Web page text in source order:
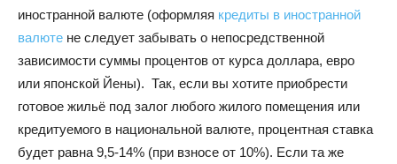
иностранной валюте (оформляя кредиты в иностранной
валюте не следует забывать о непосредственной
зависимости суммы процентов от курса доллара, евро
или японской Йены). Так, если вы хотите приобрести
готовое жильё под залог любого жилого помещения или
кредитуемого в национальной валюте, процентная ставка
будет равна 9,5-14% (при взносе от 10%). Если та же